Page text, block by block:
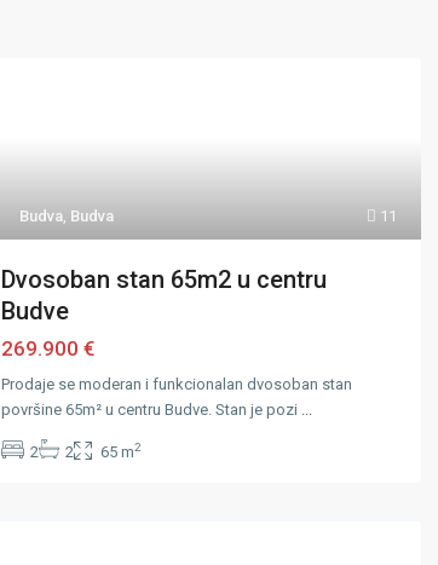
11
Budva, Budva
Dvosoban stan 65m2 u centru
Budve
269.900 €
Prodaje se moderan i funkcionalan dvosoban stan
površine 65m² u centru Budve. Stan je pozi ...
2 2 65 m2